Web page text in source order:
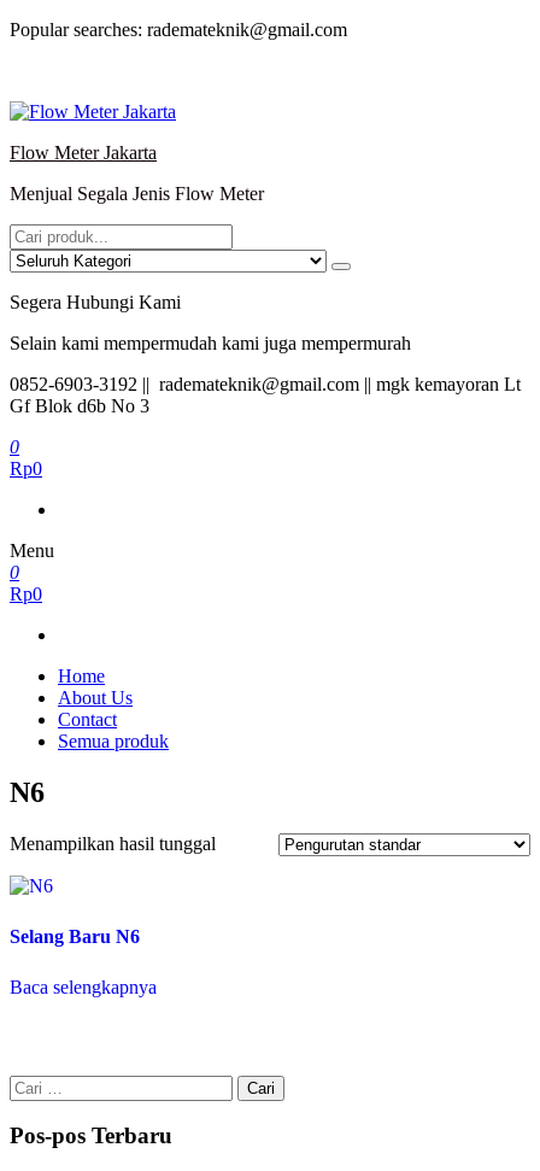
Lompat
Popular searches: rademateknik@gmail.com
Flow Meter Jakarta
Menjual Segala Jenis Flow Meter
Segera Hubungi Kami
Selain kami mempermudah kami juga mempermurah
0852-6903-3192 || rademateknik@gmail.com || mgk kemayoran Lt
Gf Blok d6b No 3
0
Rp0
Menu
0
Rp0
Home
About Us
Contact
Semua produk
N6
Menampilkan hasil tunggal
Selang Baru N6
Baca selengkapnya
Cari
untuk:
Pos-pos Terbaru